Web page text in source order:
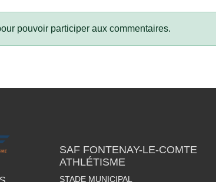
pouvoir participer aux commentaires.
SAF FONTENAY-LE-COMTE
ATHLÉTISME
STADE MUNICIPAL